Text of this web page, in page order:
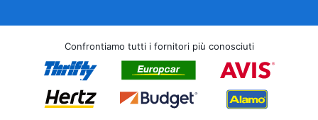
Confrontiamo tutti i fornitori più conosciuti